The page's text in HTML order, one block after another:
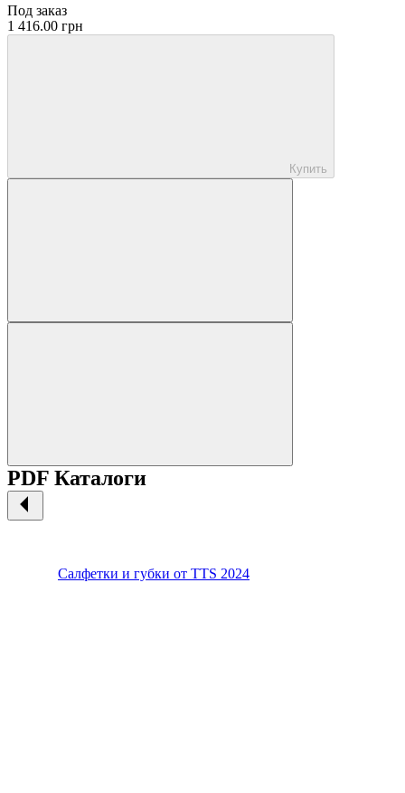
Под заказ
1 416.00 грн
Купить
PDF Каталоги
Салфетки и губки от TTS 2024